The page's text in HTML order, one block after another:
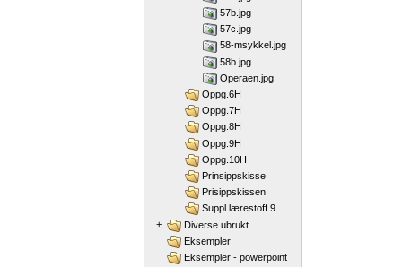
57b.jpg
57c.jpg
58-msykkel.jpg
58b.jpg
Operaen.jpg
Oppg.6H
Oppg.7H
Oppg.8H
Oppg.9H
Oppg.10H
Prinsippskisse
Prisippskissen
Suppl.lærestoff 9
+
Diverse ubrukt
Eksempler
Eksempler - powerpoint